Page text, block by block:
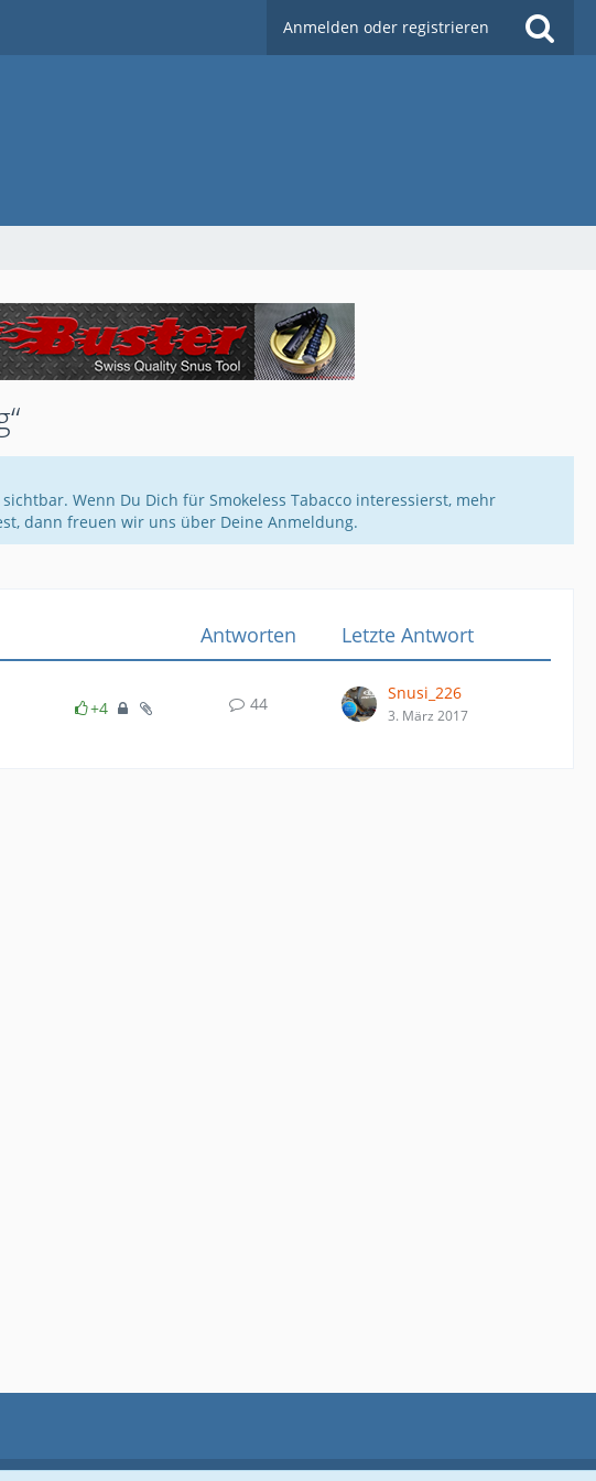
Anmelden oder registrieren
Wenn Du Dich für Smokeless Tabacco interessierst, mehr
dann freuen wir uns über Deine Anmeldung.
Antworten
Letzte Antwort
+4 44
Snusi_226
3. März 2017